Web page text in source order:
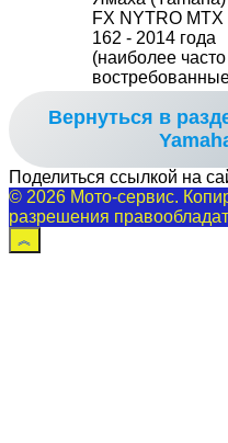
Вернуться в
Поделиться ссылкой на
© 2026 Мото-сервис.
разрешения